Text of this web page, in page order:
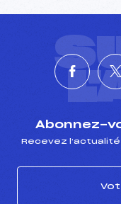
Abonnez-
Recevez l’actualité